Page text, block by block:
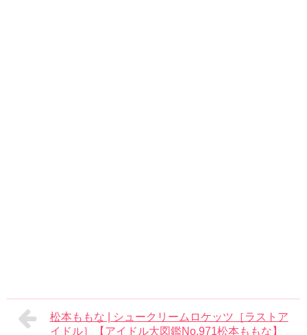
松本ももな | シュークリームロケッツ［ラストア
イドル］【アイドル大図鑑No.971松本ももな】